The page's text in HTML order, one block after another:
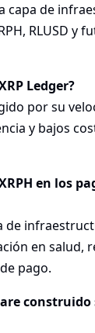
capa de
RLUSD y
Ledger?
por su
y bajos
en los
de
en salud,
pago.
construido